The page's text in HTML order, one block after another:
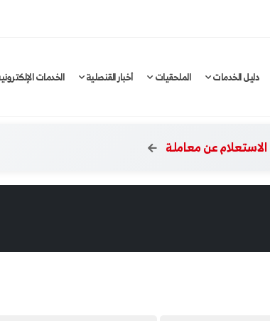
دليل الخدمات الملحقيات أخبار القنصلية الخدمات
الاستعلام عن معاملة